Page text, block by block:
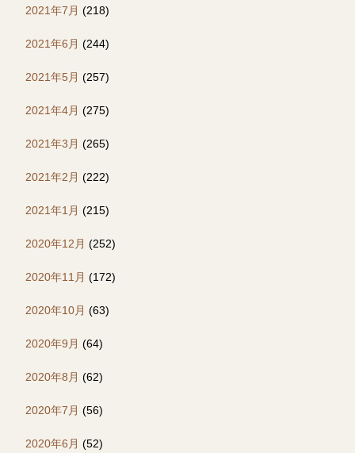
2021年7月 (218)
2021年6月 (244)
2021年5月 (257)
2021年4月 (275)
2021年3月 (265)
2021年2月 (222)
2021年1月 (215)
2020年12月 (252)
2020年11月 (172)
2020年10月 (63)
2020年9月 (64)
2020年8月 (62)
2020年7月 (56)
2020年6月 (52)